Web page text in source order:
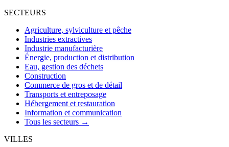
SECTEURS
Agriculture, sylviculture et pêche
Industries extractives
Industrie manufacturière
Énergie, production et distribution
Eau, gestion des déchets
Construction
Commerce de gros et de détail
Transports et entreposage
Hébergement et restauration
Information et communication
Tous les secteurs →
VILLES